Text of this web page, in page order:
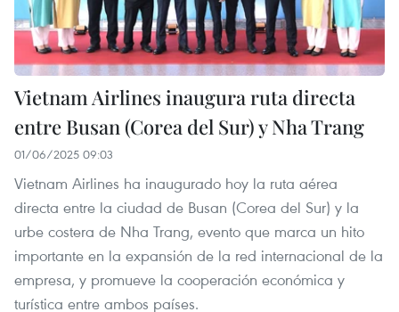
Vietnam Airlines inaugura ruta directa
entre Busan (Corea del Sur) y Nha Trang
01/06/2025 09:03
Vietnam Airlines ha inaugurado hoy la ruta aérea
directa entre la ciudad de Busan (Corea del Sur) y la
urbe costera de Nha Trang, evento que marca un hito
importante en la expansión de la red internacional de la
empresa, y promueve la cooperación económica y
turística entre ambos países.